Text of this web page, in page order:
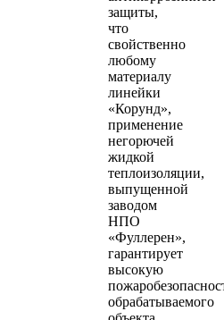
защиты,
что
свойственно
любому
материалу
линейки
«Корунд»,
применение
негорючей
жидкой
теплоизоляции,
выпущенной
заводом
НПО
«Фуллерен»,
гарантирует
высокую
обрабатываемого